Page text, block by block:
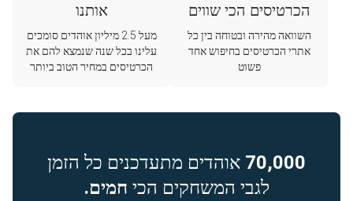
הכרטיסים הכי שווים
השוואה מהירה ובטוחה בין כל
אתרי הכרטיסים בחיפוש אחד
פשוט
אותנו
מעל 2.5 מיליון אוהדים סומכים
עלינו בכל שנה שנמצא להם את
הכרטיסים במחיר הטוב ביותר
70,000 אוהדים מתעדכנים כל הזמן
לגבי המשחקים הכי חמים.